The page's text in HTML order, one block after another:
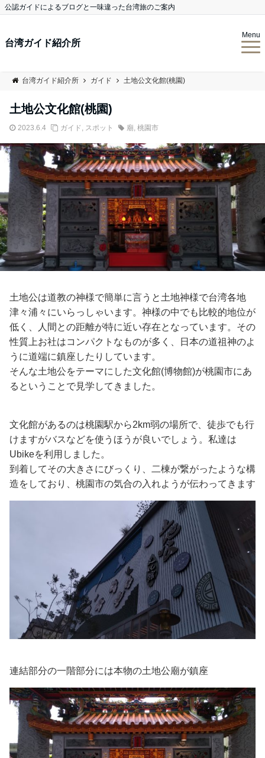
公認ガイドによるブログと一味違った台湾旅のご案内
台湾ガイド紹介所
Menu
台湾ガイド紹介所 ガイド 土地公文化館(桃園)
土地公文化館(桃園)
2023.6.4 ガイド , スポット 廟, 桃園市
土地公は道教の神様で簡単に言うと土地神様で台湾各地
津々浦々にいらっしゃいます。神様の中でも比較的地位が
低く、人間との距離が特に近い存在となっています。その
性質上お社はコンパクトなものが多く、日本の道祖神のよ
うに道端に鎮座したりしています。
そんな土地公をテーマにした文化館(博物館)が桃園市にあ
るということで見学してきました。
文化館があるのは桃園駅から2km弱の場所で、徒歩でも行
けますがバスなどを使うほうが良いでしょう。私達は
Ubikeを利用しました。
到着してその大きさにびっくり、二棟が繋がったような構
造をしており、桃園市の気合の入れようが伝わってきます
連結部分の一階部分には本物の土地公廟が鎮座